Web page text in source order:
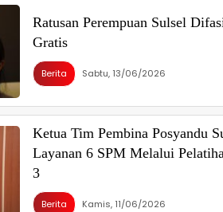
Ratusan Perempuan Sulsel
Gratis
Berita Sabtu, 13/06/2026
Ketua Tim Pembina Posyandu
Layanan 6 SPM Melalui
3
Berita Kamis, 11/06/2026